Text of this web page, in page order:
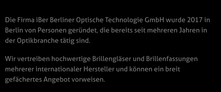
Die Firma iBer Berliner Optische Technologie GmbH wurde 2017 in
Berlin von Personen geründet, die bereits seit mehreren Jahren in
der Optikbranche tätig sind.
Wir vertreiben hochwertige Brillengläser und Brillenfassungen
mehrerer internationaler Hersteller und können ein breit
gefächertes Angebot vorweisen.